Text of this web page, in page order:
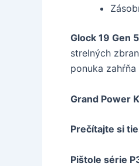
Glock 19 Gen 5
strelných
ponuka
Grand Power
Prečítajte si
Pištole série